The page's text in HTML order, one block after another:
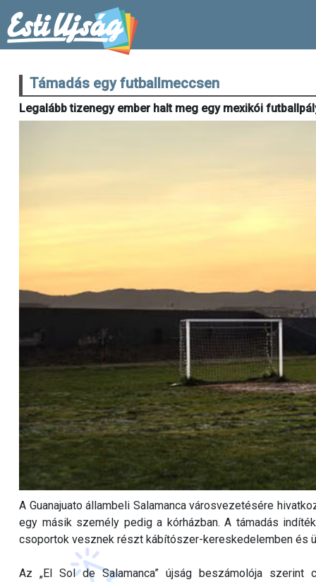
Támadás egy futballmeccsen
Legalább tizenegy ember halt meg egy mexikói
A Guanajuato állambeli Salamanca városvezetésére
egy másik személy pedig a kórházban. A támadás
csoportok vesznek részt kábítószer-kereskedelemben és
Az „El Sol de Salamanca” újság beszámolója